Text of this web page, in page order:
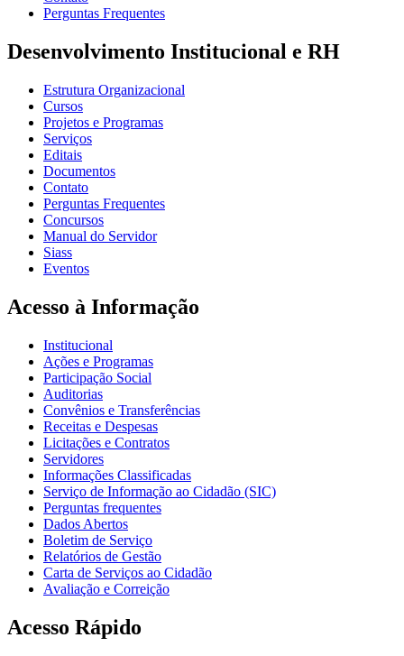
Perguntas Frequentes
Desenvolvimento Institucional e RH
Estrutura Organizacional
Cursos
Projetos e Programas
Serviços
Editais
Documentos
Contato
Perguntas Frequentes
Concursos
Manual do Servidor
Siass
Eventos
Acesso à Informação
Institucional
Ações e Programas
Participação Social
Auditorias
Convênios e Transferências
Receitas e Despesas
Licitações e Contratos
Servidores
Informações Classificadas
Serviço de Informação ao Cidadão (SIC)
Perguntas frequentes
Dados Abertos
Boletim de Serviço
Relatórios de Gestão
Carta de Serviços ao Cidadão
Avaliação e Correição
Acesso Rápido